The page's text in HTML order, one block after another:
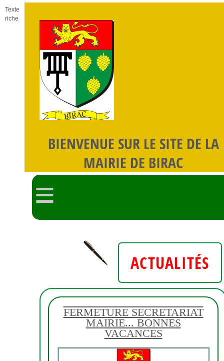
Texte
riche
BIENVENUE SUR LE SITE DE LA
MAIRIE DE BIRAC
≡
ACTUALITÉS
FERMETURE SECRETARIAT
MAIRIE... BONNES
VACANCES